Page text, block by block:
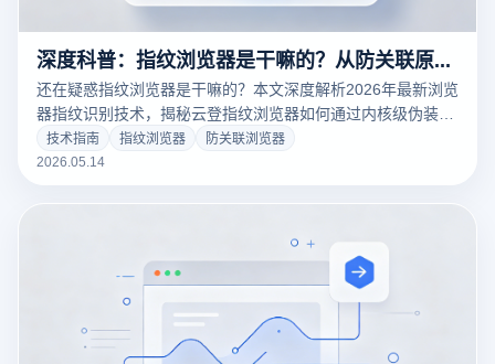
深度科普：指纹浏览器是干嘛的？从防关联原理到多账号运营的提效真相
还在疑惑指纹浏览器是干嘛的？本文深度解析2026年最新浏览
器指纹识别技术，揭秘云登指纹浏览器如何通过内核级伪装与
环境隔离，破解跨境电商、社交媒体矩阵的防关联难题。涵盖
多账号管理、RPA自动化提效及核心安全策略，助您保障数字
技术指南 指纹浏览器
防关联浏览器
2026.05.14